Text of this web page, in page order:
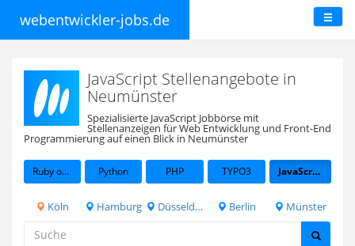
webentwickler-jobs.de
JavaScript Stellenangebote in
Neumünster
Spezialisierte JavaScript Jobbörse mit
Stellenanzeigen für Web Entwicklung und Front-End
Programmierung auf einen Blick in Neumünster
Ruby on Rails Python PHP TYPO3 JavaScript
Köln Hamburg Düsseldorf Berlin Münster